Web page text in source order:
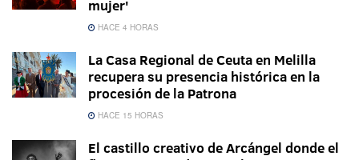
mujer'
HACE 4 HORAS
La Casa Regional de Ceuta en Melilla
recupera su presencia histórica en la
procesión de la Patrona
HACE 15 HORAS
El castillo creativo de Arcángel donde el